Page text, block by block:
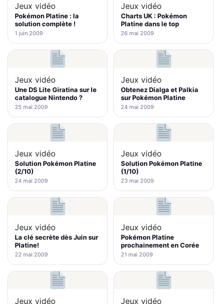
Jeux vidéo
Pokémon Platine : la
solution complète !
1 juin 2009
Jeux vidéo
Charts UK : Pokémon
Platine dans le top
26 mai 2009
Jeux vidéo
Une DS Lite Giratina sur le
catalogue Nintendo ?
25 mai 2009
Jeux vidéo
Obtenez Dialga et Palkia
sur Pokémon Platine
24 mai 2009
Jeux vidéo
Solution Pokémon Platine
(2/10)
24 mai 2009
Jeux vidéo
Solution Pokémon Platine
(1/10)
23 mai 2009
Jeux vidéo
La clé secrète dès Juin sur
Platine!
22 mai 2009
Jeux vidéo
Pokémon Platine
prochainement en Corée
21 mai 2009
Jeux vidéo Jeux vidéo